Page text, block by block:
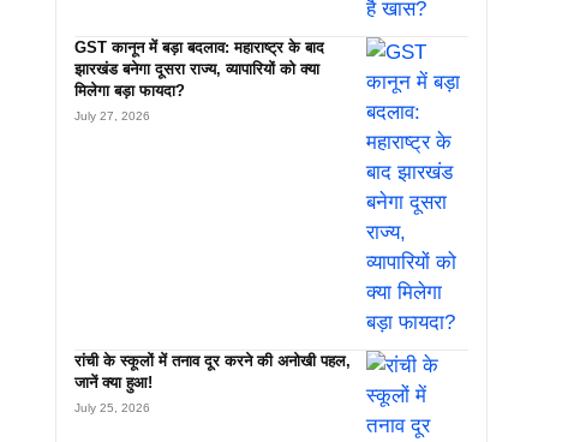
GST कानून में बड़ा बदलाव: महाराष्ट्र के बाद
झारखंड बनेगा दूसरा राज्य, व्यापारियों को क्या
मिलेगा बड़ा फायदा?
July 27, 2026
रांची के स्कूलों में तनाव दूर करने की अनोखी पहल,
जानें क्या हुआ!
July 25, 2026